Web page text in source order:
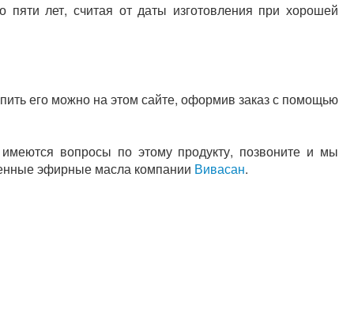
лет, считая от даты изготовления при хорошей
его можно на этом сайте, оформив заказ с помощью
вопросы по этому продукту, позвоните и мы
эфирные масла компании Вивасан.